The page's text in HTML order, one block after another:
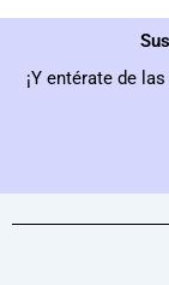
¡Y entérate de